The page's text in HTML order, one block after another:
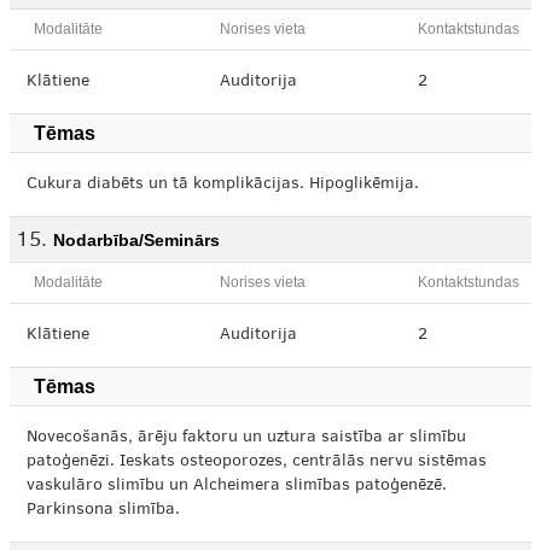
Modalitāte Norises vieta Kontaktstundas
Klātiene Auditorija 2
Tēmas
Cukura diabēts un tā komplikācijas. Hipoglikēmija.
Nodarbība/Seminārs
Modalitāte Norises vieta Kontaktstundas
Klātiene Auditorija 2
Tēmas
Novecošanās, ārēju faktoru un uztura saistība ar slimību
patoģenēzi. Ieskats osteoporozes, centrālās nervu sistēmas
vaskulāro slimību un Alcheimera slimības patoģenēzē.
Parkinsona slimība.